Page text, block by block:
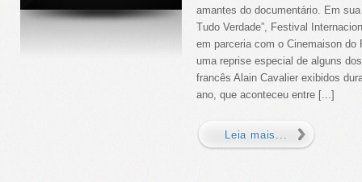
amantes do documentário. Em sua
Tudo Verdade”, Festival
em parceria com o Cinemaison do
uma reprise especial de alguns
francês Alain Cavalier exibidos
ano, que aconteceu entre [...]
Leia mais...